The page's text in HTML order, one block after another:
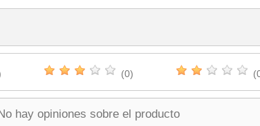
(0)
hay opiniones sobre el producto